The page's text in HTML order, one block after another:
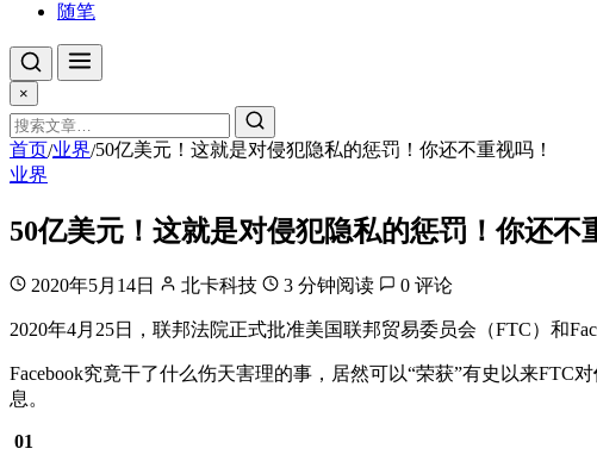
随笔
×
首页/业界/50亿美元！这就是对侵犯隐私的惩罚！你还不重视吗！
业界
50亿美元！这就是对侵犯隐私的惩罚！你还不
2020年5月14日 北卡科技 3 分钟阅读 0 评论
2020年4月25日，联邦法院正式批准美国联邦贸易委员会（FTC）和
Facebook究竟干了什么伤天害理的事，居然可以“荣获”有史以来FTC对
息。
01